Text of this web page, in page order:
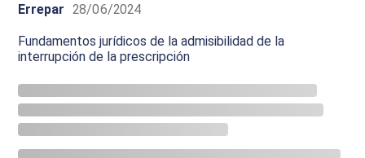
Errepar 28/06/2024
Fundamentos jurídicos de la admisibilidad de la
interrupción de la prescripción